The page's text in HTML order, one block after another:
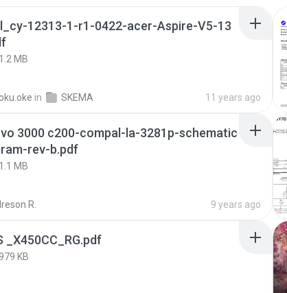
12313-1-r1-0422-acer-Aspire-V5-13
1.2 MB
in SKEMA 11 years ago
3000 c200-compal-la-3281p-schematic
rev-b.pdf
1.1 MB
R. 9 years ago
_X450CC_RG.pdf
979 KB